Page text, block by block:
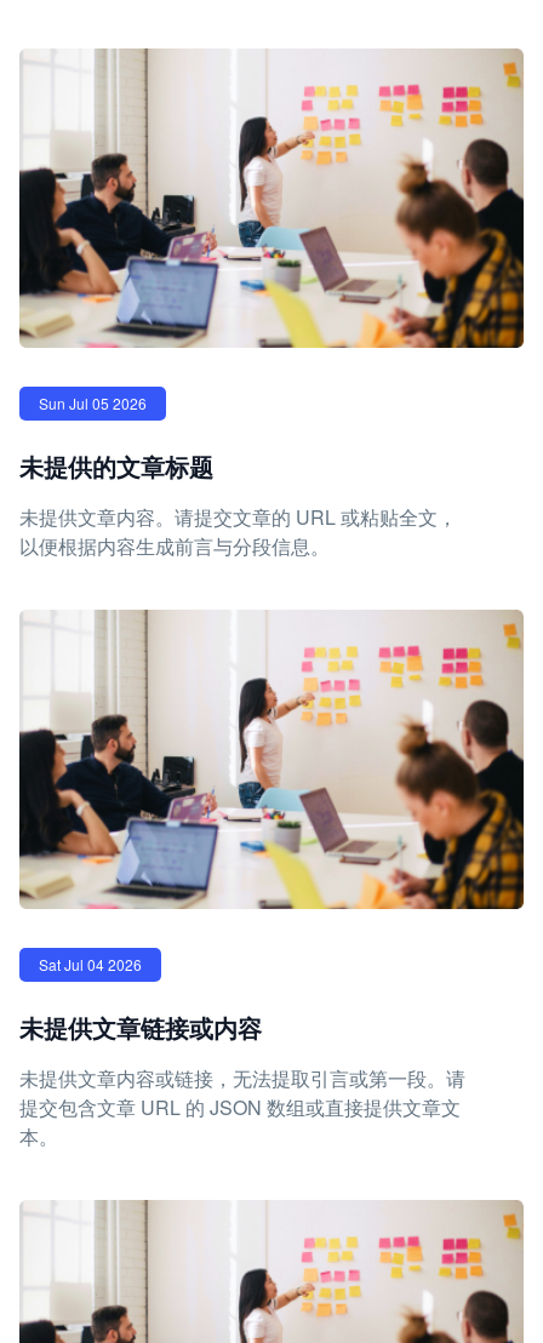
Sun Jul 05 2026
未提供的文章标题
未提供文章内容。请提交文章的 URL 或粘贴全文，
以便根据内容生成前言与分段信息。
Sat Jul 04 2026
未提供文章链接或内容
未提供文章内容或链接，无法提取引言或第一段。请
提交包含文章 URL 的 JSON 数组或直接提供文章文
本。